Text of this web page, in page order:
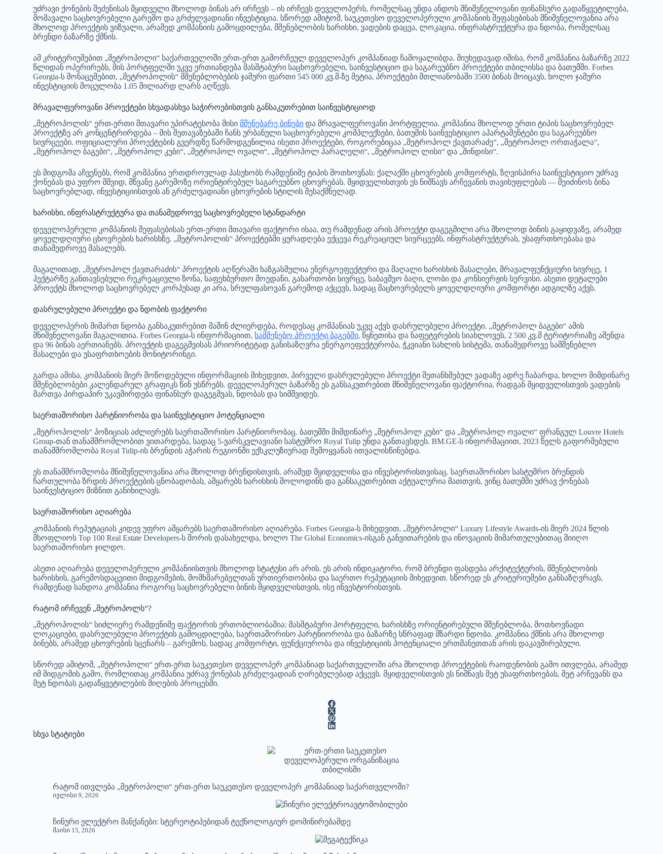
უძრავი ქონების შეძენისას მყიდველი მხოლოდ ბინას არ ირჩევს – ის ირჩევს დეველოპერს, რომელსაც უნდა ანდოს მნიშვნელოვანი ფინანსური გადაწყვეტილება,
მომავალი საცხოვრებელი გარემო და გრძელვადიანი ინვესტიცია. სწორედ ამიტომ, საუკეთესო დეველოპერული კომპანიის შეფასებისას მნიშვნელოვანია არა
მხოლოდ პროექტის ვიზუალი, არამედ კომპანიის გამოცდილება, მშენებლობის ხარისხი, ვადების დაცვა, ლოკაცია, ინფრასტრუქტურა და ნდობა, რომელსაც
ბრენდი ბაზარზე ქმნის.
ამ კრიტერიუმებით „მეტროპოლი“ საქართველოში ერთ-ერთ გამორჩეულ დეველოპერ კომპანიად ჩამოყალიბდა. მიუხედავად იმისა, რომ კომპანია ბაზარზე 2022
წლიდან ოპერირებს, მის პორტფელში უკვე ერთიანდება მასშტაბური საცხოვრებელი, საინვესტიციო და საგარეუბნო პროექტები თბილისსა და ბათუმში. Forbes
Georgia-ს მონაცემებით, „მეტროპოლის“ მშენებლობების ჯამური ფართი 545 000 კვ.მ-ზე მეტია, პროექტები მთლიანობაში 3500 ბინას მოიცავს, ხოლო ჯამური
ინვესტიციის მოცულობა 1.05 მილიარდ ლარს აღწევს.
მრავალფეროვანი პროექტები სხვადასხვა საჭიროებისთვის განსაკუთრებით საინვესტიციოდ
„მეტროპოლის“ ერთ-ერთი მთავარი უპირატესობა მისიმშენებარე ბინები და მრავალფეროვანი პორტფელია. კომპანია მხოლოდ ერთი ტიპის საცხოვრებელ
პროექტზე არ კონცენტრირდება – მის შეთავაზებაში ჩანს ურბანული საცხოვრებელი კომპლექსები, ბათუმის საინვესტიციო აპარტამენტები და საგარეუბნო
სივრცეები. ოფიციალური პროექტების გვერდზე წარმოდგენილია ისეთი პროექტები, როგორებიცაა „მეტროპოლ ქავთარაძე“, „მეტროპოლ ორთაჭალა“,
„მეტროპოლ ბაგები“, „მეტროპოლ კუბი“, „მეტროპოლ ოვალი“, „მეტროპოლ პარალელი“, „მეტროპოლ ლისი“ და „შინდისი“.
ეს მიდგომა აჩვენებს, რომ კომპანია ერთდროულად პასუხობს რამდენიმე ტიპის მოთხოვნას: ქალაქში ცხოვრების კომფორტს, ზღვისპირა საინვესტიციო უძრავ
ქონებას და უფრო მშვიდ, მწვანე გარემოზე ორიენტირებულ საგარეუბნო ცხოვრებას. მყიდველისთვის ეს ნიშნავს არჩევანის თავისუფლებას — შეიძინოს ბინა
საცხოვრებლად, ინვესტიციისთვის ან გრძელვადიანი ცხოვრების სტილის შესაქმნელად.
ხარისხი, ინფრასტრუქტურა და თანამედროვე საცხოვრებელი სტანდარტი
დეველოპერული კომპანიის შეფასებისას ერთ-ერთი მთავარი ფაქტორი ისაა, თუ რამდენად არის პროექტი დაგეგმილი არა მხოლოდ ბინის გაყიდვაზე, არამედ
ყოველდღიური ცხოვრების ხარისხზე. „მეტროპოლის“ პროექტებში ყურადღება ექცევა რეკრეაციულ სივრცეებს, ინფრასტრუქტურას, უსაფრთხოებასა და
თანამედროვე მასალებს.
მაგალითად, „მეტროპოლ ქავთარაძის“ პროექტის აღწერაში ხაზგასმულია ენერგოეფექტური და მაღალი ხარისხის მასალები, მრავალფუნქციური სივრცე, 1
ჰექტარზე განთავსებული რეკრეაციული ზონა, საფეხბურთო მოედანი, გასართობი სივრცე, საბავშვო ბაღი, ლობი და კონსიერჟის სერვისი. ასეთი დეტალები
პროექტს მხოლოდ საცხოვრებელ კორპუსად კი არა, სრულფასოვან გარემოდ აქცევს, სადაც მაცხოვრებელს ყოველდღიური კომფორტი ადგილზე აქვს.
დასრულებული პროექტი და ნდობის ფაქტორი
დეველოპერის მიმართ ნდობა განსაკუთრებით მაშინ ძლიერდება, როდესაც კომპანიას უკვე აქვს დასრულებული პროექტი. „მეტროპოლ ბაგები“ ამის
მნიშვნელოვანი მაგალითია. Forbes Georgia-ს ინფორმაციით, სამშენებო პროექტი ბაგებში, წყნეთისა და ნაფეტვრების სიახლოვეს, 2 500 კვ.მ ტერიტორიაზე აშენდა
და 96 ბინას აერთიანებს. პროექტის დაგეგმვისას პრიორიტეტად განისაზღვრა ენერგოეფექტურობა, ჭკვიანი სახლის სისტემა, თანამედროვე სამშენებლო
მასალები და უსაფრთხოების მონიტორინგი.
გარდა ამისა, კომპანიის მიერ მოწოდებული ინფორმაციის მიხედვით, პირველი დასრულებული პროექტი შეთანხმებულ ვადაზე ადრე ჩაბარდა, ხოლო მიმდინარე
მშენებლობები კალენდარულ გრაფიკს წინ უსწრებს. დეველოპერულ ბაზარზე ეს განსაკუთრებით მნიშვნელოვანი ფაქტორია, რადგან მყიდველისთვის ვადების
მართვა პირდაპირ უკავშირდება ფინანსურ დაგეგმვას, ნდობას და სიმშვიდეს.
საერთაშორისო პარტნიორობა და საინვესტიციო პოტენციალი
„მეტროპოლის“ პოზიციას აძლიერებს საერთაშორისო პარტნიორობაც. ბათუმში მიმდინარე „მეტროპოლ კუბი“ და „მეტროპოლ ოვალი“ ფრანგულ Louvre Hotels
Group-თან თანამშრომლობით ვითარდება, სადაც 5-ვარსკვლავიანი სასტუმრო Royal Tulip უნდა განთავსდეს. BM.GE-ს ინფორმაციით, 2023 წელს გაფორმებული
თანამშრომლობა Royal Tulip-ის ბრენდის აჭარის რეგიონში ექსკლუზიურად შემოყვანას ითვალისწინებდა.
ეს თანამშრომლობა მნიშვნელოვანია არა მხოლოდ ბრენდისთვის, არამედ მყიდველისა და ინვესტორისთვისაც. საერთაშორისო სასტუმრო ბრენდის
ჩართულობა ზრდის პროექტების ცნობადობას, ამყარებს ხარისხის მოლოდინს და განსაკუთრებით აქტუალურია მათთვის, ვინც ბათუმში უძრავ ქონებას
საინვესტიციო მიზნით განიხილავს.
საერთაშორისო აღიარება
კომპანიის რეპუტაციას კიდევ უფრო ამყარებს საერთაშორისო აღიარება. Forbes Georgia-ს მიხედვით, „მეტროპოლი“ Luxury Lifestyle Awards-ის მიერ 2024 წლის
მსოფლიოს Top 100 Real Estate Developers-ს შორის დასახელდა, ხოლო The Global Economics-ისგან განვითარების და ინოვაციის მიმართულებითაც მიიღო
საერთაშორისო ჯილდო.
ასეთი აღიარება დეველოპერული კომპანიისთვის მხოლოდ სტატუსი არ არის. ეს არის ინდიკატორი, რომ ბრენდი ფასდება არქიტექტურის, მშენებლობის
ხარისხის, გარემოსდაცვითი მიდგომების, მომხმარებელთან ურთიერთობისა და საერთო რეპუტაციის მიხედვით. სწორედ ეს კრიტერიუმები განსაზღვრავს,
რამდენად სანდოა კომპანია როგორც საცხოვრებელი ბინის მყიდველისთვის, ისე ინვესტორისთვის.
რატომ ირჩევენ „მეტროპოლს“?
„მეტროპოლის“ სიძლიერე რამდენიმე ფაქტორის ერთობლიობაშია: მასშტაბური პორტფელი, ხარისხზე ორიენტირებული მშენებლობა, მოთხოვნადი
ლოკაციები, დასრულებული პროექტის გამოცდილება, საერთაშორისო პარტნიორობა და ბაზარზე სწრაფად მზარდი ნდობა. კომპანია ქმნის არა მხოლოდ
ბინებს, არამედ ცხოვრების სცენარს – გარემოს, სადაც კომფორტი, ფუნქციურობა და ინვესტიციის პოტენციალი ერთმანეთთან არის დაკავშირებული.
სწორედ ამიტომ, „მეტროპოლი“ ერთ-ერთ საუკეთესო დეველოპერ კომპანიად საქართველოში არა მხოლოდ პროექტების რაოდენობის გამო ითვლება, არამედ
იმ მიდგომის გამო, რომლითაც კომპანია უძრავ ქონებას გრძელვადიან ღირებულებად აქცევს. მყიდველისთვის ეს ნიშნავს მეტ უსაფრთხოებას, მეტ არჩევანს და
მეტ ნდობას გადაწყვეტილების მიღების პროცესში.
სხვა სტატიები
რატომ ითვლება „მეტროპოლი“ ერთ-ერთ საუკეთესო დეველოპერ კომპანიად საქართველოში?
ივლისი 9, 2026
ჩინური ელექტრო მანქანები: სტერეოტიპებიდან ტექნოლოგიურ დომინირებამდე
მაისი 15, 2026